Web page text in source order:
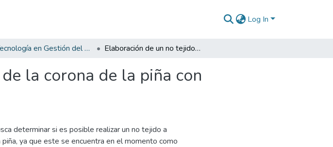
Log In
Tecnología en Gestión del Diseño Textil y de Moda Elaboración de un no tejido a partir de la corona de la piña con protección para los rayos UV
la corona de la piña con
determinar si es posible realizar un no tejido a
ya que este se encuentra en el momento como